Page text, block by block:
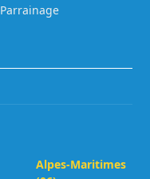
Parrainage
Alpes-Maritimes